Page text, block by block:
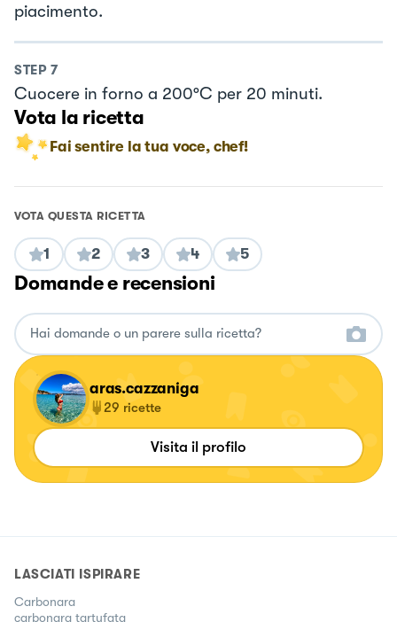
piacimento.
STEP 7
Cuocere in forno a 200°C per 20 minuti.
Vota la ricetta
Fai sentire la tua voce, chef!
VOTA QUESTA RICETTA
1 2 3 4 5
Domande e recensioni
aras.cazzaniga
29 ricette
Visita il profilo
LASCIATI ISPIRARE
Carbonara
carbonara tartufata